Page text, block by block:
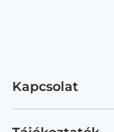
Kapcsolat